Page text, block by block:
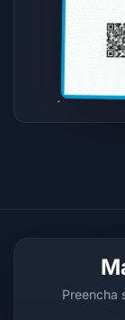
Preencha